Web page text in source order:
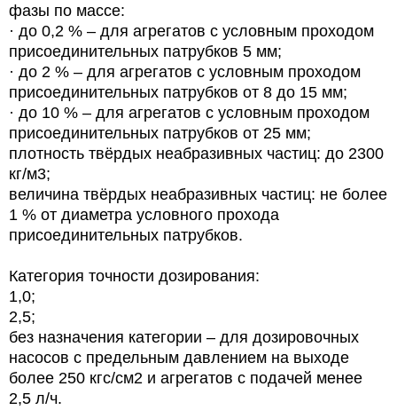
фазы по массе:
· до 0,2 % – для агрегатов с условным проходом
присоединительных патрубков 5 мм;
· до 2 % – для агрегатов с условным проходом
присоединительных патрубков от 8 до 15 мм;
· до 10 % – для агрегатов с условным проходом
присоединительных патрубков от 25 мм;
плотность твёрдых неабразивных частиц: до 2300
кг/м3;
величина твёрдых неабразивных частиц: не более
1 % от диаметра условного прохода
присоединительных патрубков.
Категория точности дозирования:
1,0;
2,5;
без назначения категории – для дозировочных
насосов с предельным давлением на выходе
более 250 кгс/см2 и агрегатов с подачей менее
2,5 л/ч.